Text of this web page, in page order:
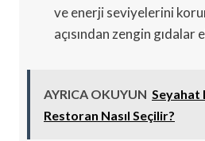
ve enerji seviyelerini
açısından zengin gıdalar
AYRICA OKUYUN Seyahat
Restoran Nasıl Seçilir?